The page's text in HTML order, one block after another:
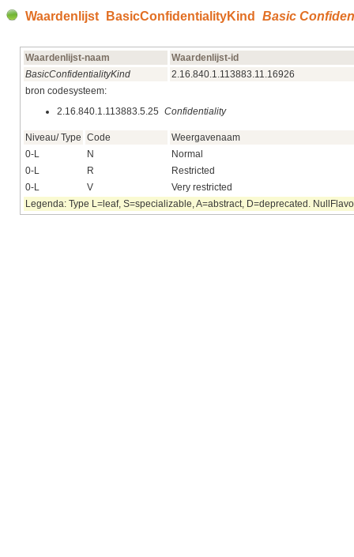
Waardenlijst BasicConfidentialityKind Basic
Waardenlijst-naam
Waardenlijst-id
BasicConfidentialityKind
2.16.840.1.113883.11.16926
bron codesysteem:
2.16.840.1.113883.5.25 Confidentiality
Niveau/ Type Code
Weergavenaam
0-L
N
Normal
0-L
R
Restricted
0-L
V
Very restricted
Legenda: Type L=leaf, S=specializable, A=abstract, D=deprecated.